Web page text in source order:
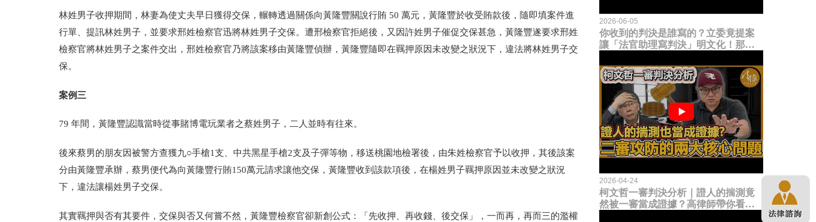
林姓男子收押期間，林妻為使丈夫早日獲得交保，輾轉透過關係向黃隆豐關說行賄 50 萬元，黃隆豐於收受賄款後，隨即填案件進
行單、提訊林姓男子，並要求邢姓檢察官迅將林姓男子交保。遭邢檢察官拒絕後，又因許姓男子催促交保甚急，黃隆豐遂要求邢姓
檢察官將林姓男子之案件交出，邢姓檢察官乃將該案移由黃隆豐偵辦，黃隆豐隨即在羈押原因未改變之狀況下，違法將林姓男子交
保。
案例三
79 年間，黃隆豐認識當時從事賭博電玩業者之蔡姓男子，二人並時有往來。
後來蔡男的朋友因被警方查獲九○手槍1支、中共黑星手槍2支及子彈等物，移送桃園地檢署後，由朱姓檢察官予以收押，其後該案
分由黃隆豐承辦，蔡男便代為向黃隆豐行賄150萬元請求讓他交保，黃隆豐收到該款項後，在楊姓男子羈押原因並未改變之狀況
下，違法讓楊姓男子交保。
其實羈押與否有其要件，交保與否又何嘗不然，黃隆豐檢察官卻新創公式：「先收押、再收錢、後交保」，一而再，再而三的濫權
2026-06-05
你收到的判決是誰寫的？立委竟提案
讓「法官助理寫判決」明文化！那以
2026-04-24
柯文哲一審判決分析｜證人的揣測竟
然被一審當成證據？高律師帶你看未